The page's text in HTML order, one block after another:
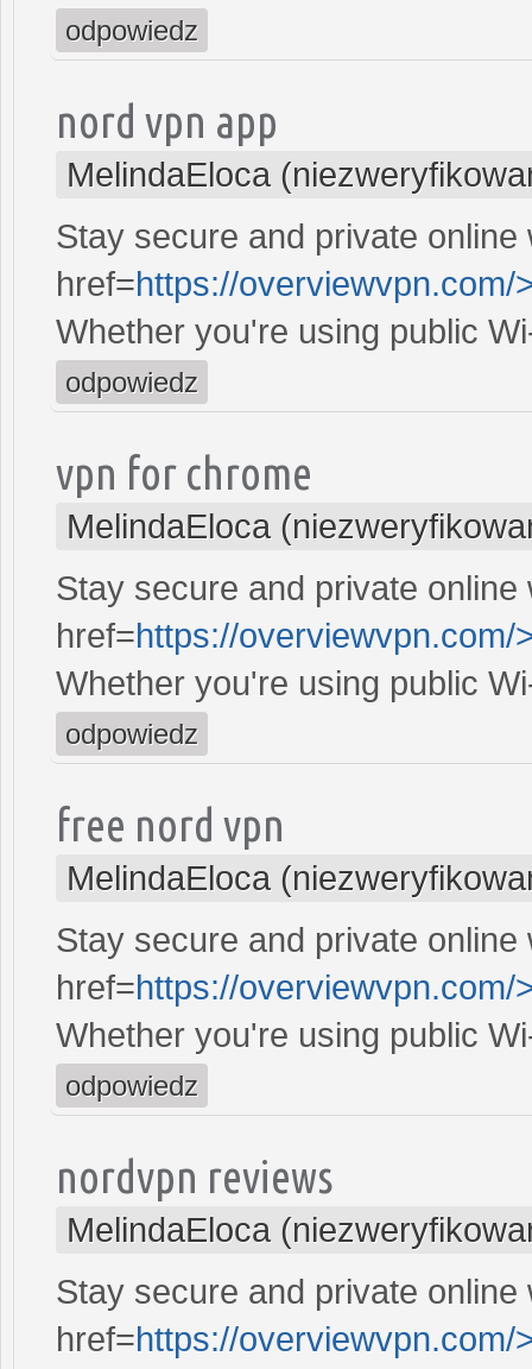
odpowiedz
nord vpn app
MelindaEloca
Stay secure and private online
href=https://overviewvpn.com/
Whether you're using public
odpowiedz
vpn for chrome
MelindaEloca
Stay secure and private online
href=https://overviewvpn.com/
Whether you're using public
odpowiedz
free nord vpn
MelindaEloca
Stay secure and private online
href=https://overviewvpn.com/
Whether you're using public
odpowiedz
nordvpn reviews
MelindaEloca
Stay secure and private online
href=https://overviewvpn.com/